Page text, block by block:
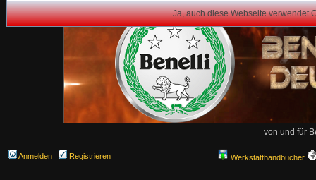
Ja, auch diese Webseite verwendet
von und für
Anmelden Registrieren Werkstatthandbücher